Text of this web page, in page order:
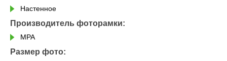
Настенное
Производитель фоторамки:
MPA
Размер фото: